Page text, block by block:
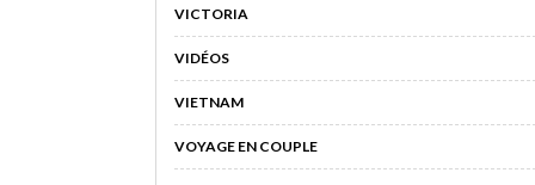
VICTORIA
VIDÉOS
VIETNAM
VOYAGE EN COUPLE